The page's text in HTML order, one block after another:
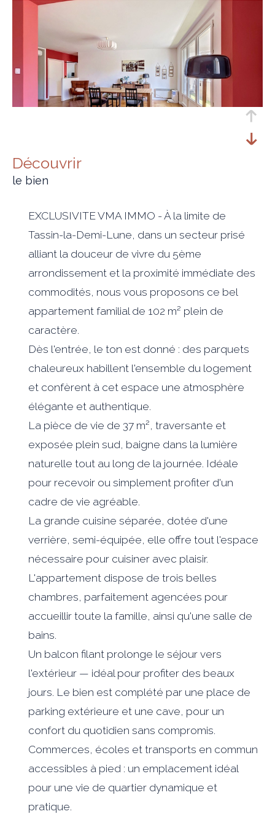
découvrir
le bien
EXCLUSIVITE VMA IMMO - À la limite de
Tassin-la-Demi-Lune, dans un secteur prisé
alliant la douceur de vivre du 5ème
arrondissement et la proximité immédiate des
commodités, nous vous proposons ce bel
appartement familial de 102 m² plein de
caractère.
Dès l'entrée, le ton est donné : des parquets
chaleureux habillent l'ensemble du logement
et confèrent à cet espace une atmosphère
élégante et authentique.
La pièce de vie de 37 m², traversante et
exposée plein sud, baigne dans la lumière
naturelle tout au long de la journée. Idéale
pour recevoir ou simplement profiter d'un
cadre de vie agréable.
La grande cuisine séparée, dotée d'une
verrière, semi-équipée, elle offre tout l'espace
nécessaire pour cuisiner avec plaisir.
L'appartement dispose de trois belles
chambres, parfaitement agencées pour
accueillir toute la famille, ainsi qu'une salle de
bains.
Un balcon filant prolonge le séjour vers
l'extérieur — idéal pour profiter des beaux
jours. Le bien est complété par une place de
parking extérieure et une cave, pour un
confort du quotidien sans compromis.
Commerces, écoles et transports en commun
accessibles à pied : un emplacement idéal
pour une vie de quartier dynamique et
pratique.